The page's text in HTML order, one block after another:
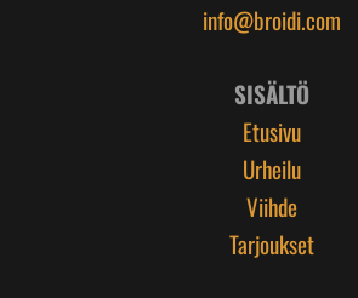
info@broidi.com
SISÄLTÖ
Etusivu
Urheilu
Viihde
Tarjoukset